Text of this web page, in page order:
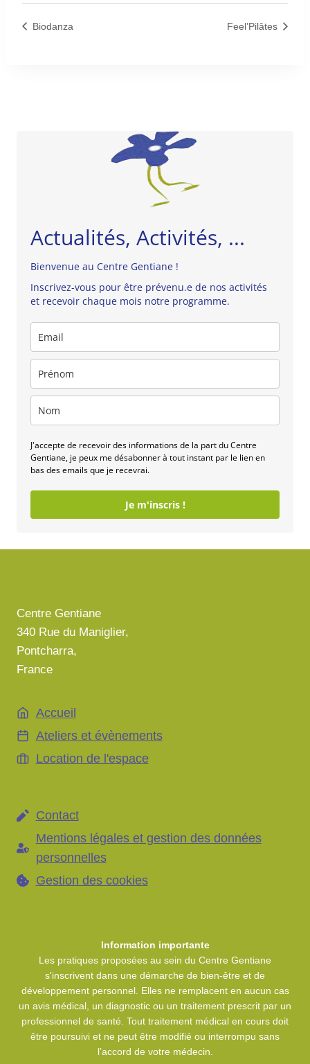
Biodanza Feel’Pilâtes
Actualités, Activités, ...
Bienvenue au Centre Gentiane !
Inscrivez-vous pour être prévenu.e de nos activités
et recevoir chaque mois notre programme.
J'accepte de recevoir des informations de la part du Centre
Gentiane, je peux me désabonner à tout instant par le lien en
bas des emails que je recevrai.
Je m'inscris !
Centre Gentiane
340 Rue du Maniglier,
Pontcharra,
France
Accueil
Ateliers et évènements
Location de l'espace
Contact
Mentions légales et gestion des données
personnelles
Gestion des cookies
Information importante
Les pratiques proposées au sein du Centre Gentiane
s'inscrivent dans une démarche de bien-être et de
développement personnel. Elles ne remplacent en aucun cas
un avis médical, un diagnostic ou un traitement prescrit par un
professionnel de santé. Tout traitement médical en cours doit
être poursuivi et ne peut être modifié ou interrompu sans
l’accord de votre médecin.